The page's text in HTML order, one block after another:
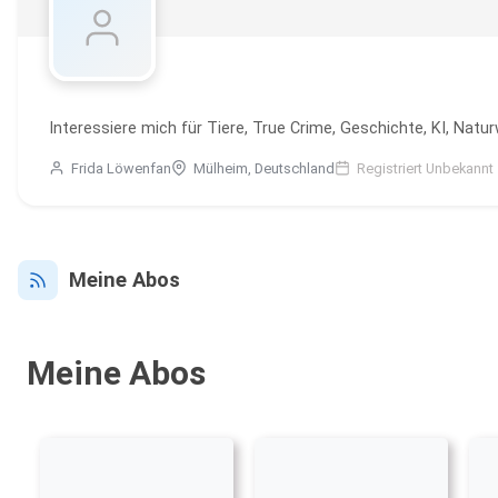
Interessiere mich für Tiere, True Crime, Geschichte, KI,
Frida Löwenfan Mülheim, Deutschland Registriert Unbekannt
Meine Abos
Meine Abos